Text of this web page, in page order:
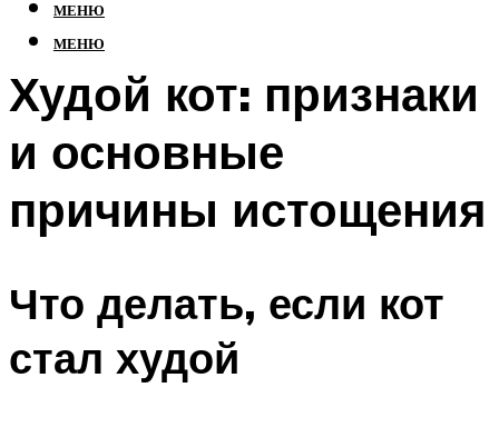
МЕНЮ
МЕНЮ
Худой кот: признаки
и основные
причины истощения
Что делать, если кот
стал худой